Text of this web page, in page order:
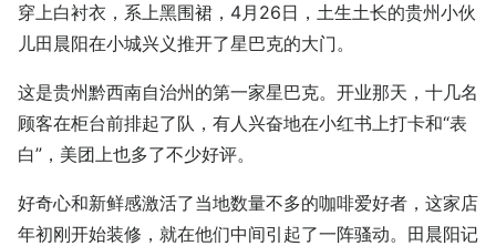
穿上白衬衣，系上黑围裙，4月26日，土生土长的贵州小伙
儿田晨阳在小城兴义推开了星巴克的大门。
这是贵州黔西南自治州的第一家星巴克。开业那天，十几名
顾客在柜台前排起了队，有人兴奋地在小红书上打卡和“表
白”，美团上也多了不少好评。
好奇心和新鲜感激活了当地数量不多的咖啡爱好者，这家店
年初刚开始装修，就在他们中间引起了一阵骚动。田晨阳记